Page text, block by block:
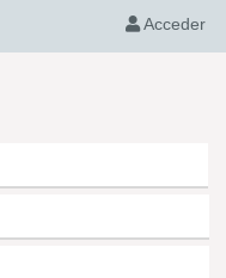
Acceder